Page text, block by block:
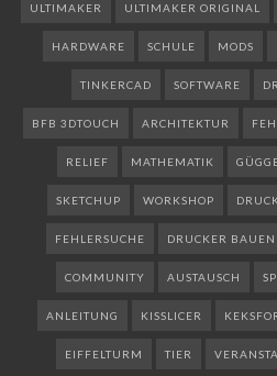
ULTIMAKER ULTIMAKER ORIGINAL
HARDWARE SCHULE MODS
TINKERCAD SOFTWARE
BFB 3DTOUCH ARCHITEKTUR
RELIEF MATHEMATIK
SKETCHUP WORKSHOP
FEHLERSUCHE DRUCKER BAUEN
COMMUNITY AUSTAUSCH
ANLEITUNG KISSLICER
EIFFELTURM TIER